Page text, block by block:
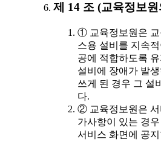
제 14 조 (교육정보
① 교육정보원은 교
스용 설비를 지속
공에 적합하도록
설비에 장애가 발
쓰게 된 경우 그 설
다.
② 교육정보원은 서
가사항이 있는 경
서비스 화면에 공